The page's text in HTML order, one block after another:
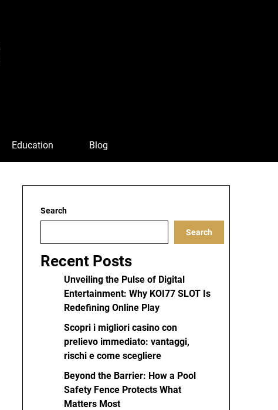
Education Blog
Search
Search
Recent Posts
Unveiling the Pulse of Digital
Entertainment: Why KOI77 SLOT Is
Redefining Online Play
Scopri i migliori casino con
prelievo immediato: vantaggi,
rischi e come scegliere
Beyond the Barrier: How a Pool
Safety Fence Protects What
Matters Most